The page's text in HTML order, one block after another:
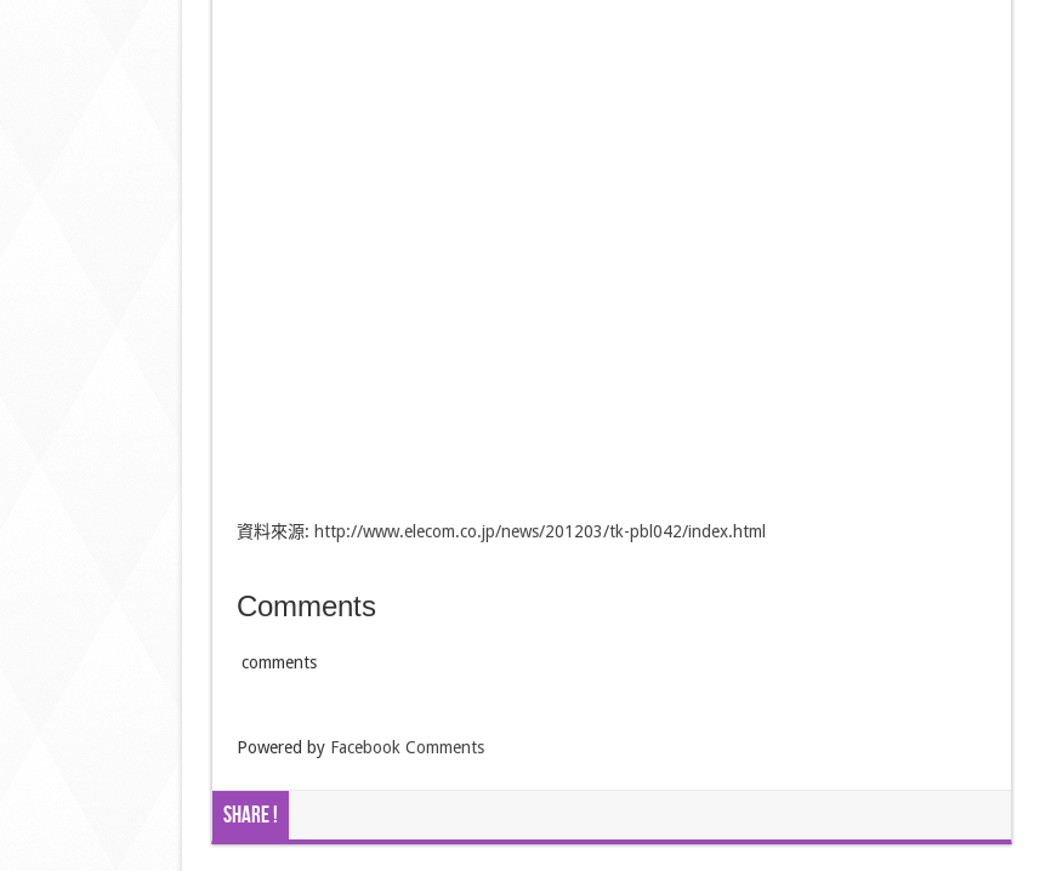
資料來源: http://www.elecom.co.jp/news/201203/tk-pbl042/index.html
Comments
comments
Powered by Facebook Comments
Share !